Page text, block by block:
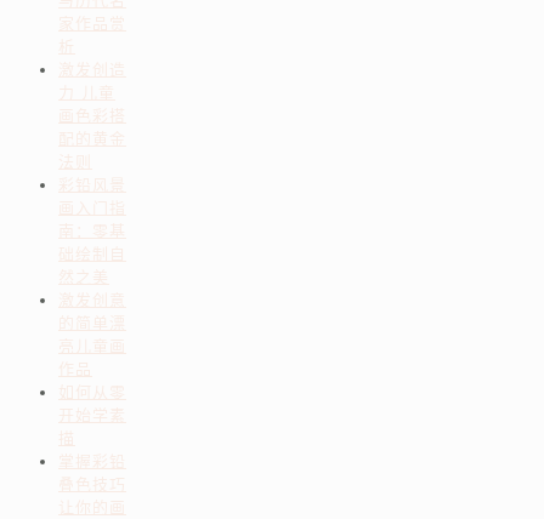
家作品赏
析
激发创造
力 儿童
画色彩搭
配的黄金
法则
彩铅风景
画入门指
南：零基
础绘制自
然之美
激发创意
的简单漂
亮儿童画
作品
如何从零
开始学素
描
掌握彩铅
叠色技巧
让你的画